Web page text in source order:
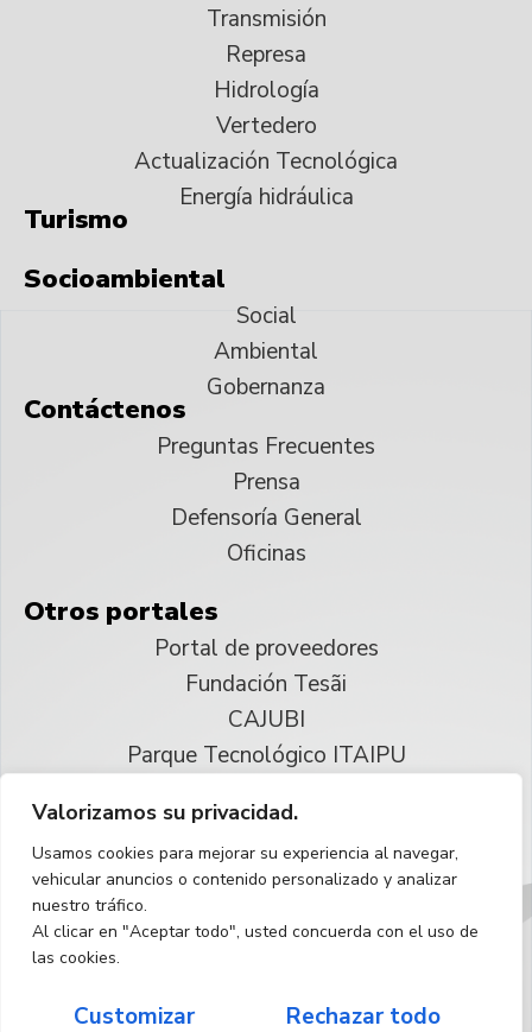
Valorizamos su privacidad.
Usamos cookies para mejorar su experiencia al navegar,
vehicular anuncios o contenido personalizado y analizar
nuestro tráfico.
Al clicar en "Aceptar todo", usted concuerda con el uso de
las cookies.
Customizar Rechazar todo
Transmisión
Represa
Hidrología
Vertedero
Actualización Tecnológica
Energía hidráulica
Turismo
Socioambiental
Social
Ambiental
Gobernanza
Contáctenos
Preguntas Frecuentes
Prensa
Defensoría General
Oficinas
Otros portales
Portal de proveedores
Fundación Tesãi
CAJUBI
Parque Tecnológico ITAIPU
Reservados todos los derechos
Español